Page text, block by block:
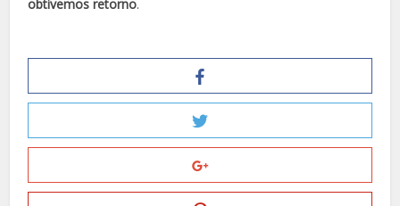
obtivemos retorno.